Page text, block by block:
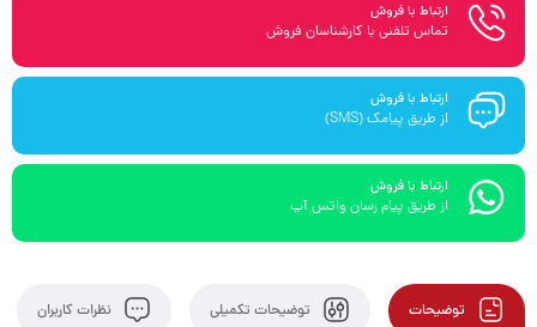
ارتباط با فروش
تماس تلفنی با کارشناسان فروش
ارتباط با فروش
از طریق پیامک (SMS)
ارتباط با فروش
از طریق پیام رسان واتس آپ
توضیحات توضیحات تکمیلی نظرات کاربران